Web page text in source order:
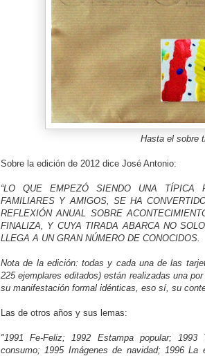
Hasta el sobre
Sobre la edición de 2012 dice José Antonio:
“LO QUE EMPEZÓ SIENDO UNA TÍPICA
FAMILIARES Y AMIGOS, SE HA
REFLEXIÓN ANUAL SOBRE
FINALIZA, Y CUYA TIRADA ABARCA NO
LLEGA A UN GRAN NÚMERO DE CONOCIDOS.
Nota de la edición: todas y cada una de las
225 ejemplares editados) están realizadas una
su manifestación formal idénticas, eso sí, su
Las de otros años y sus lemas:
"1991 Fe-Feliz; 1992 Estampa popular;
consumo; 1995 Imágenes de navidad; 1996